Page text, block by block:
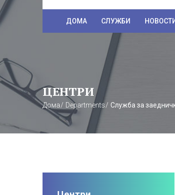
ДОМА СЛУЖБИ НОВОСТИ
ЦЕНТРИ
Дома Departments Служба за